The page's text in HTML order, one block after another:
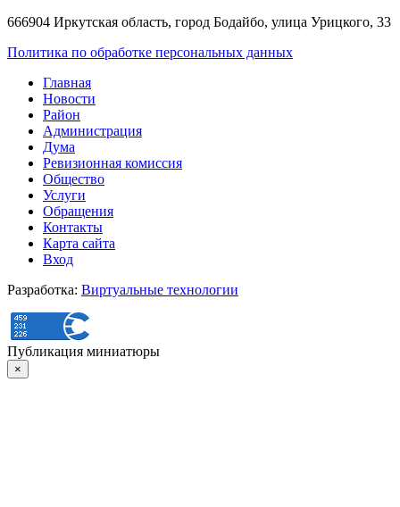
666904 Иркутская область, город Бодайбо, улица Урицкого, 33
Политика по обработке персональных данных
Главная
Новости
Район
Администрация
Дума
Ревизионная комиссия
Общество
Услуги
Обращения
Контакты
Карта сайта
Вход
Разработка: Виртуальные технологии
Публикация миниатюры
×